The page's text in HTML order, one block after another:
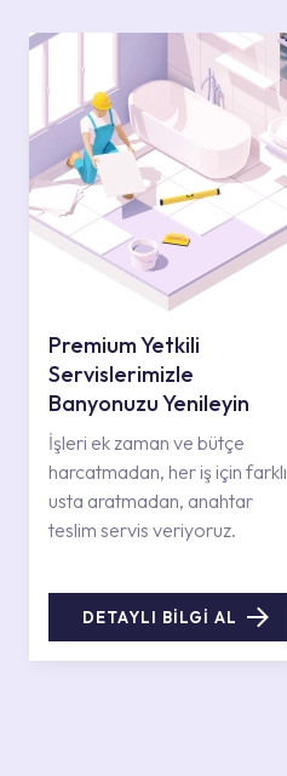
Premium Yetkili
Servislerimizle
Banyonuzu Yenileyin
İşleri ek zaman ve bütçe
harcatmadan, her iş için farklı
usta aratmadan, anahtar
teslim servis veriyoruz.
DETAYLI BİLGİ AL